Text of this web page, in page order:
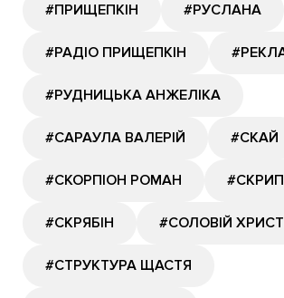
#ПРИЩЕПКІН #РУСЛАНА
#РАДІО ПРИЩЕПКІН
#РУДНИЦЬКА АНЖЕЛІКА
#САРАУЛА ВАЛЕРІЙ #СКАЙ
#СКОРПІОН РОМАН
#СКРЯБІН #СОЛОВІЙ
#СТРУКТУРА ЩАСТЯ